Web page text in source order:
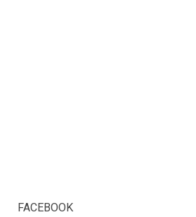
FACEBOOK